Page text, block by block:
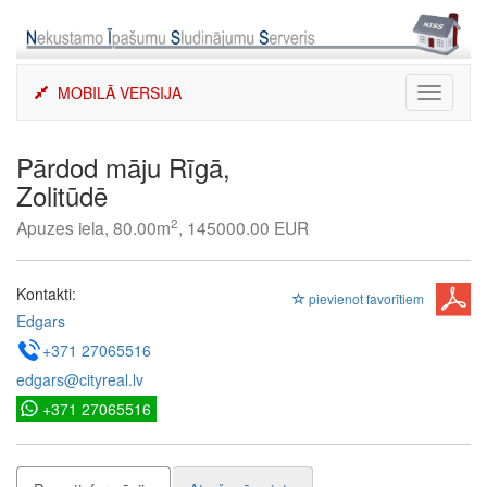
content
Toggle
MOBILĀ VERSIJA
Pārdod māju Rīgā,
Zolitūdē
Apuzes iela, 80.00m2, 145000.00 EUR
pievienot favorītiem
Kontakti:
Edgars
+371 27065516
edgars@cityreal.lv
+371 27065516